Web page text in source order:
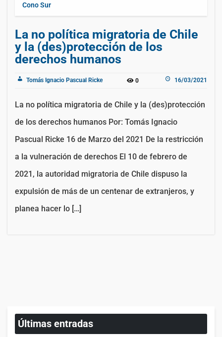
Cono Sur
La no política migratoria de Chile
y la (des)protección de los
derechos humanos
Tomás Ignacio Pascual Ricke 0 16/03/2021
La no política migratoria de Chile y la (des)protección
de los derechos humanos Por: Tomás Ignacio
Pascual Ricke 16 de Marzo del 2021 De la restricción
a la vulneración de derechos El 10 de febrero de
2021, la autoridad migratoria de Chile dispuso la
expulsión de más de un centenar de extranjeros, y
planea hacer lo […]
Últimas entradas